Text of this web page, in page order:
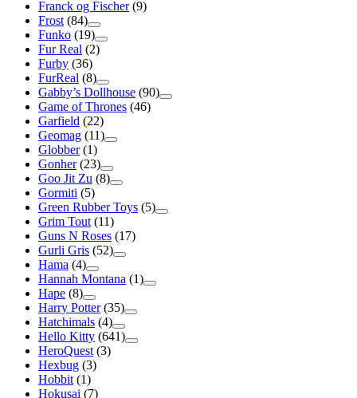
Franck og Fischer (9)
Frost (84)
Funko (19)
Fur Real (2)
Furby (36)
FurReal (8)
Gabby’s Dollhouse (90)
Game of Thrones (46)
Garfield (22)
Geomag (11)
Globber (1)
Gonher (23)
Goo Jit Zu (8)
Gormiti (5)
Green Rubber Toys (5)
Grim Tout (11)
Guns N Roses (17)
Gurli Gris (52)
Hama (4)
Hannah Montana (1)
Hape (8)
Harry Potter (35)
Hatchimals (4)
Hello Kitty (641)
HeroQuest (3)
Hexbug (3)
Hobbit (1)
Hokusai (7)